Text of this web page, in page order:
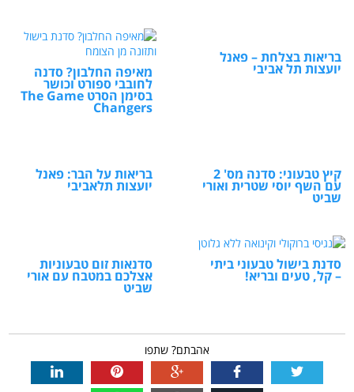
בריאות בצלחת – פאנל
יועצות תל אביבי מאיפה החלבון? סדנה
לחובבי ספורט וכושר
בסימן הסרט The Game
Changers
קיץ טבעוני: סדנה מס' 2
עם השף יוסי שטרית ואורי
שביט
בריאות על הבר: פאנל
יועצות תלאביבי
סדנת בישול טבעוני ביתי
– קל, טעים ובריא!
סדנאות זום טבעוניות
אצלכם במטבח עם אורי
שביט
אהבתם? שתפו